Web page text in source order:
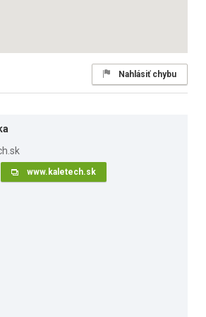
Nahlásiť chybu
www.kaletech.sk